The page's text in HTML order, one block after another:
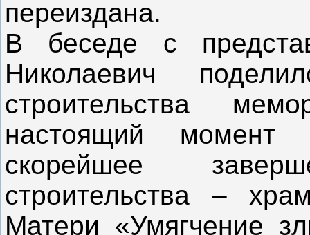
переиздана.
В беседе с
Николаевич
строительства
настоящий
скорейшее
строительства –
Матери «Умягчение